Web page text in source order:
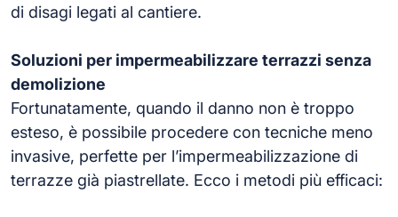
di disagi legati al cantiere.
Soluzioni per impermeabilizzare terrazzi senza
demolizione
Fortunatamente, quando il danno non è troppo
esteso, è possibile procedere con tecniche meno
invasive, perfette per l’impermeabilizzazione di
terrazze già piastrellate. Ecco i metodi più efficaci: